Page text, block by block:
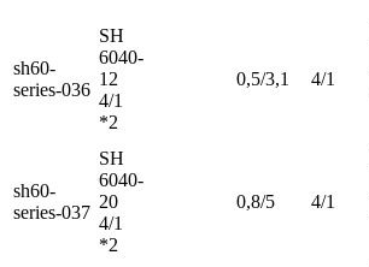
sh60-
series-036
SH
6040-
12
4/1
*2
0,5/3,1 4/1
sh60-
series-037
SH
6040-
20
4/1
*2
0,8/5 4/1